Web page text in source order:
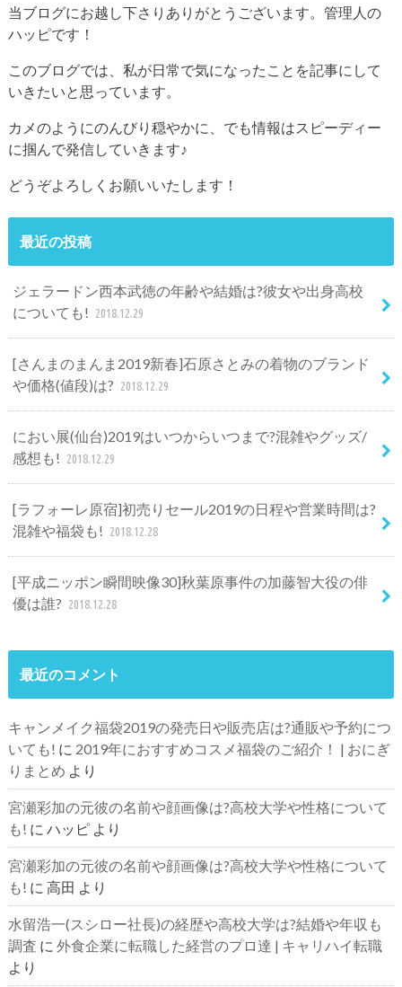
当ブログにお越し下さりありがとうございます。管理人の
ハッピです！
このブログでは、私が日常で気になったことを記事にして
いきたいと思っています。
カメのようにのんびり穏やかに、でも情報はスピーディー
に掴んで発信していきます♪
どうぞよろしくお願いいたします！
最近の投稿
ジェラードン西本武徳の年齢や結婚は?彼女や出身高校
についても! 2018.12.29
[さんまのまんま2019新春]石原さとみの着物のブランド
や価格(値段)は? 2018.12.29
におい展(仙台)2019はいつからいつまで?混雑やグッズ/
感想も! 2018.12.29
[ラフォーレ原宿]初売りセール2019の日程や営業時間は?
混雑や福袋も! 2018.12.28
[平成ニッポン瞬間映像30]秋葉原事件の加藤智大役の俳
優は誰? 2018.12.28
最近のコメント
キャンメイク福袋2019の発売日や販売店は?通販や予約につ
いても! に 2019年におすすめコスメ福袋のご紹介！ | おにぎ
りまとめ より
宮瀬彩加の元彼の名前や顔画像は?高校大学や性格について
も! に ハッピより
宮瀬彩加の元彼の名前や顔画像は?高校大学や性格について
も! に 高田 より
水留浩一(スシロー社長)の経歴や高校大学は?結婚や年収も
調査 に 外食企業に転職した経営のプロ達 | キャリハイ転職
より